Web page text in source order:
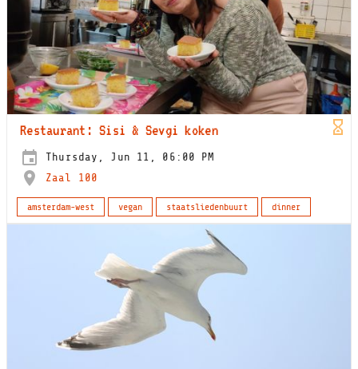
Restaurant: Sisi & Sevgi koken
Thursday, Jun 11, 06:00 PM
Zaal 100
amsterdam-west vegan staatsliedenbuurt dinner